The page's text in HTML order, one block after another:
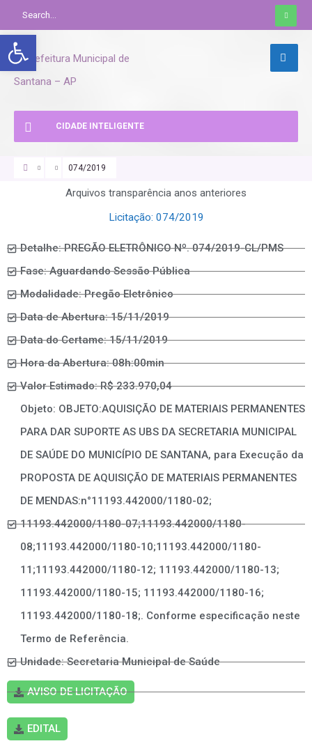
Abrir a barra de ferramentas
CIDADE INTELIGENTE
074/2019
Arquivos transparência anos anteriores
Licitação: 074/2019
Detalhe: PREGÃO ELETRÔNICO Nº. 074/2019-CL/PMS
Fase: Aguardando Sessão Pública
Modalidade: Pregão Eletrônico
Data de Abertura: 15/11/2019
Data do Certame: 15/11/2019
Hora da Abertura: 08h:00min
Valor Estimado: R$ 233.970,04
Objeto: OBJETO:AQUISIÇÃO DE MATERIAIS PERMANENTES
PARA DAR SUPORTE AS UBS DA SECRETARIA MUNICIPAL
DE SAÚDE DO MUNICÍPIO DE SANTANA, para Execução da
PROPOSTA DE AQUISIÇÃO DE MATERIAIS PERMANENTES
DE MENDAS:n°11193.442000/1180-02;
11193.442000/1180-07;11193.442000/1180-
08;11193.442000/1180-10;11193.442000/1180-
11;11193.442000/1180-12; 11193.442000/1180-13;
11193.442000/1180-15; 11193.442000/1180-16;
11193.442000/1180-18;. Conforme especificação neste
Termo de Referência.
Unidade: Secretaria Municipal de Saúde
AVISO DE LICITAÇÃO
EDITAL